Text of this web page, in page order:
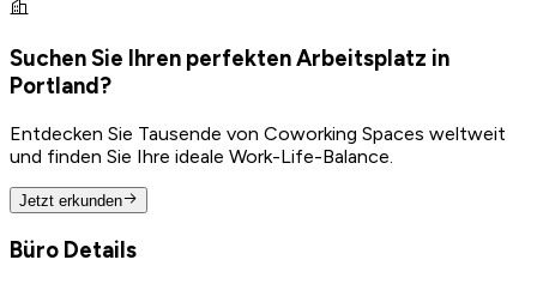
Suchen Sie Ihren perfekten Arbeitsplatz in
Portland?
Entdecken Sie Tausende von Coworking Spaces weltweit
und finden Sie Ihre ideale Work-Life-Balance.
Jetzt erkunden
Büro Details